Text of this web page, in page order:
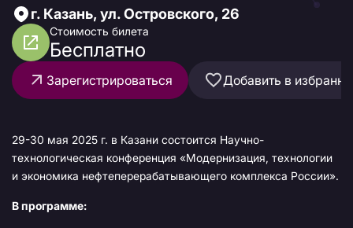
г. Казань, ул. Островского, 26
Стоимость билета
Бесплатно
Зарегистрироваться Добавить в
29-30 мая 2025 г. в Казани состоится Научно-
технологическая конференция «Модернизация, технологии
и экономика нефтеперерабатывающего комплекса России».
В программе: